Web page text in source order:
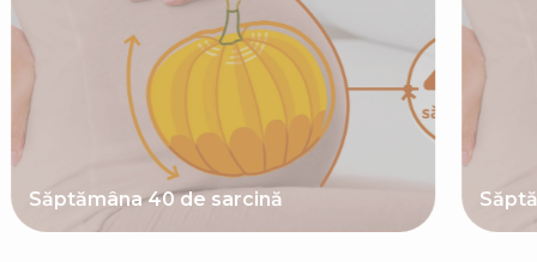
Săptămâna 40 de sarcină